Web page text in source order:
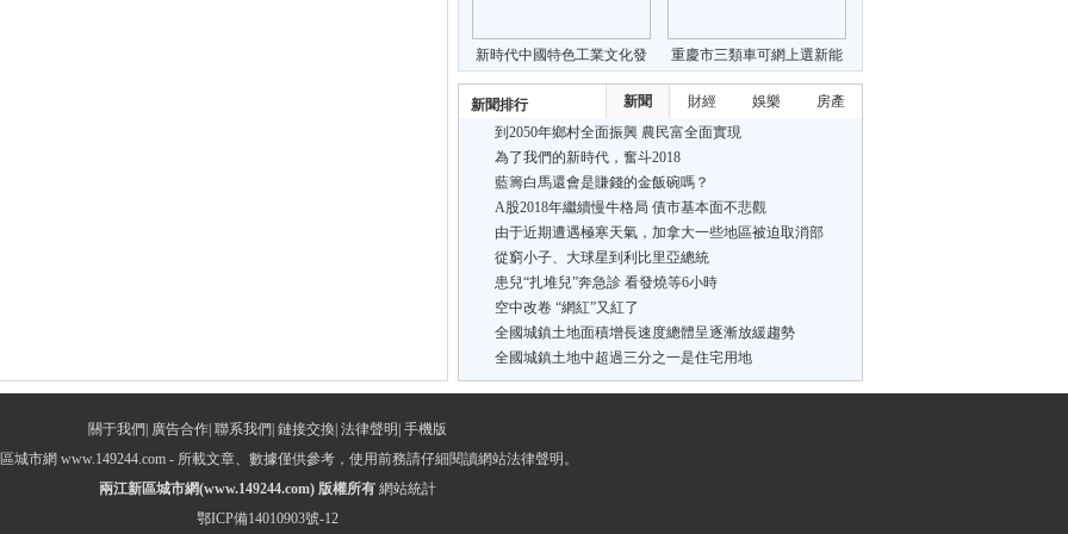
新時代中國特色工業文化發
重慶市三類車可網上選新能
新聞排行
新聞 財經 娛樂
房產
到2050年鄉村全面振興 農民富全面實現
為了我們的新時代，奮斗2018
藍籌白馬還會是賺錢的金飯碗嗎？
A股2018年繼續慢牛格局 債市基本面不悲觀
由于近期遭遇極寒天氣，加拿大一些地區被迫取消部
分新年慶祝活動
從窮小子、大球星到利比里亞總統
患兒“扎堆兒”奔急診 看發燒等6小時
空中改卷 “網紅”又紅了
全國城鎮土地面積增長速度總體呈逐漸放緩趨勢
全國城鎮土地中超過三分之一是住宅用地
關于我們 廣告合作| 聯系我們 鏈接交換 法律聲明 手機版
城市網 www.149244.com - 所載文章、數據僅供參考，使用前務請仔細閱讀網站法律聲明。
兩江新區城市網(www.149244.com) 版權所有 網站統計
鄂ICP備14010903號-12